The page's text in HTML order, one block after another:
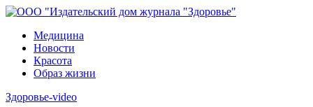
Медицина
Новости
Красота
Образ жизни
Здоровье-video